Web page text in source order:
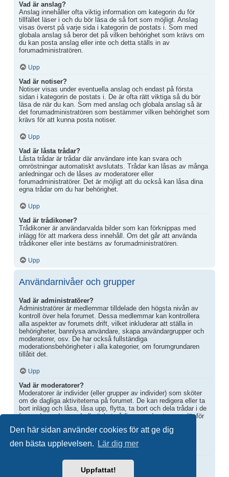
Den här sidan använder cookies för att ge dig
den bästa upplevelsen.
Lär dig mer
Uppfattat!
Vad är anslag?
Anslag innehåller ofta viktig information om kategorin du för
tillfället läser i och du bör läsa de så fort som möjligt. Anslag
visas överst på varje sida i kategorin de postats i. Som med
globala anslag så beror det på vilken behörighet som krävs om
du kan posta anslag eller inte och detta ställs in av
forumadministratören.
Upp
Vad är notiser?
Notiser visas under eventuella anslag och endast på första
sidan i kategorin de postats i. De är ofta rätt viktiga så du bör
läsa de när du kan. Som med anslag och globala anslag så är
det forumadministratören som bestämmer vilken behörighet som
krävs för att kunna posta notiser.
Upp
Vad är låsta trådar?
Låsta trådar är trådar där användare inte kan svara och
omröstningar automatiskt avslutats. Trådar kan låsas av många
anledningar och de låses av moderatorer eller
forumadministratörer. Det är möjligt att du också kan låsa dina
egna trådar om du har behörighet.
Upp
Vad är trådikoner?
Trådikoner är användarvalda bilder som kan förknippas med
inlägg för att markera dess innehåll. Om det går att använda
trådikoner eller inte bestäms av forumadministratören.
Upp
Användarnivåer och grupper
Vad är administratörer?
Administratörer är medlemmar tilldelade den högsta nivån av
kontroll över hela forumet. Dessa medlemmar kan kontrollera
alla aspekter av forumets drift, vilket inkluderar att ställa in
behörigheter, bannlysa användare, skapa användargrupper och
moderatorer, osv. De har också fullständiga
moderationsbehörigheter i alla kategorier, om forumgrundaren
tillåtit det.
Upp
Vad är moderatorer?
Moderatorer är individer (eller grupper av individer) som sköter
om de dagliga aktiviteterna på forumet. De kan redigera eller ta
bort inlägg och låsa, låsa upp, flytta, ta bort och dela trådar i de
forum de modererar. I allmänhet så finns moderatorerna där för
anstötligt material.
Upp
Vad är användargrupper?
Användargrupper är grupper av medlemmar som delar in